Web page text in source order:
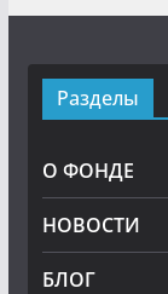
Разделы
О ФОНДЕ
НОВОСТИ
БЛОГ